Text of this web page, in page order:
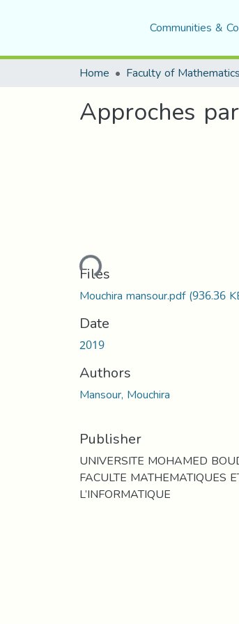
Communities &
Home
Approches
Loading...
Files
Mouchira mansour.pdf(936.36
Date
2019
Authors
Mansour, Mouchira
Publisher
UNIVERSITE MOHAMED
FACULTE MATHEMATIQUES
L’INFORMATIQUE